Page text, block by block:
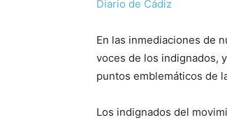
Diario de Cádiz
En las inmediaciones de
voces de los indignados,
puntos emblemáticos de
Los indignados del